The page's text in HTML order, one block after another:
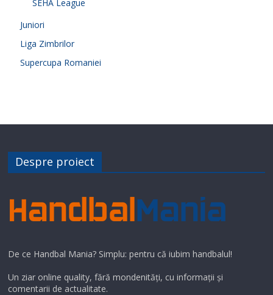
SEHA League
Juniori
Liga Zimbrilor
Supercupa Romaniei
Despre proiect
De ce Handbal Mania? Simplu: pentru că iubim handbalul!
Un ziar online quality, fără mondenități, cu informații și
comentarii de actualitate.